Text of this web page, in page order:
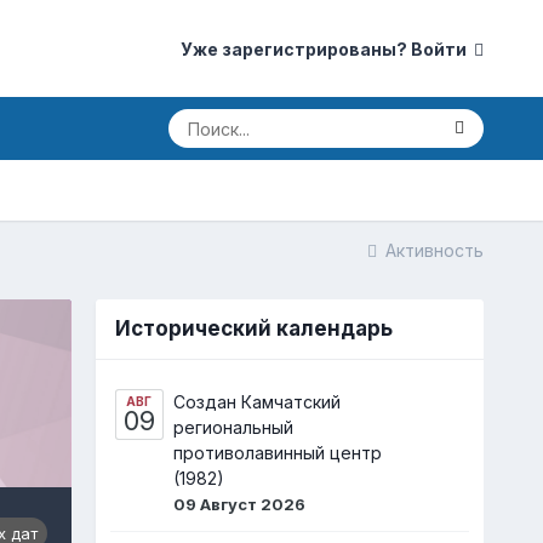
Уже зарегистрированы? Войти
Активность
дат
Исторический календарь
АВГ
09
Создан Камчатский
региональный
противолавинный центр
(1982)
09 Август 2026